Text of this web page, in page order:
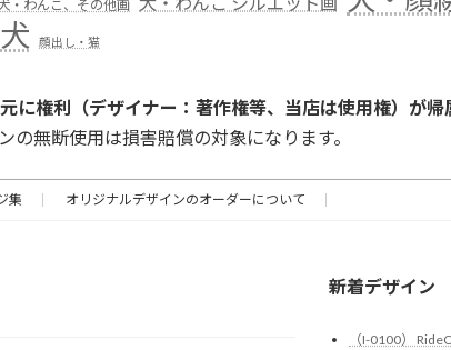
・わんこ、その他画
顔出し・猫
に権利（デザイナー：著作権等、当店は使用権）が帰
無断使用は損害賠償の対象になります。
集 オリジナルデザインのオーダーについて
新着デザイン
（I-0100）